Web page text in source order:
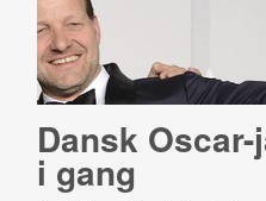
Dansk
i gang